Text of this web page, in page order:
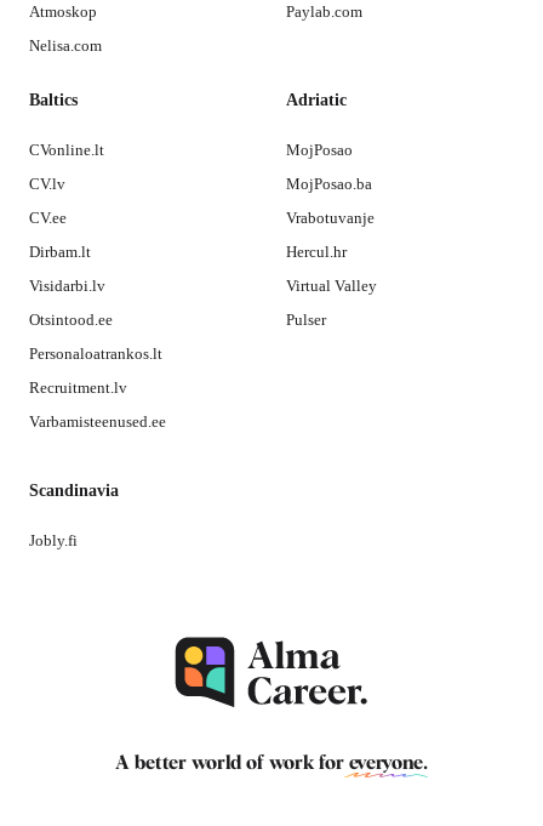
Atmoskop
Nelisa.com
Paylab.com
Baltics
CVonline.lt
CV.lv
CV.ee
Dirbam.lt
Visidarbi.lv
Otsintood.ee
Personaloatrankos.lt
Recruitment.lv
Varbamisteenused.ee
Adriatic
MojPosao
MojPosao.ba
Vrabotuvanje
Hercul.hr
Virtual Valley
Pulser
Scandinavia
Jobly.fi
A better world of work for everyone.